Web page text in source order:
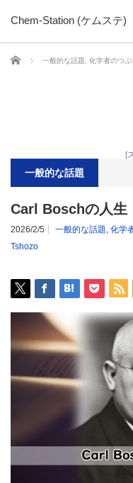
Chem-Station (ケムステ)
ホーム 一般的な話題 化学者のつぶ
[
一般的な話題
Carl Boschの人
2026/2/5 一般的な話題, 化学
Tshozo